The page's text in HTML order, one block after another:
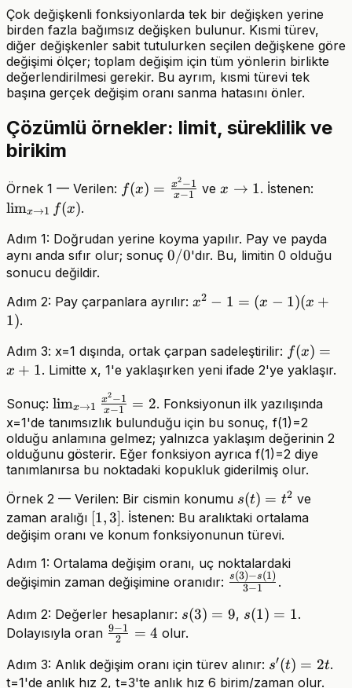
Çok değişkenli fonksiyonlarda tek bir değişken yerine
birden fazla bağımsız değişken bulunur. Kısmi türev,
diğer değişkenler sabit tutulurken seçilen değişkene göre
değişimi ölçer; toplam değişim için tüm yönlerin birlikte
değerlendirilmesi gerekir. Bu ayrım, kısmi türevi tek
başına gerçek değişim oranı sanma hatasını önler.
Çözümlü örnekler: limit, süreklilik ve
birikim
Örnek 1 — Verilen: f(x)=\frac{x^2-
f(x) = x−1
x2−1 vex\to1
x → 1. İstenen:
limx→1 f(x).
Adım 1: Doğrudan yerine koyma yapılır. Pay ve payda
aynı anda sıfır olur; sonuç 0/0
0/0'dır. Bu, limitin 0 olduğu
sonucu değildir.
Adım 2: Pay çarpanlara ayrılır: x^2-
(x+1)
x2 − 1 = (x − 1)(x +
1).
Adım 3: x=1 dışında, ortak çarpan sadeleştirilir: f(x)=x+1
f(x) =
x + 1. Limitte x, 1'e yaklaşırken yeni ifade 2'ye yaklaşır.
Sonuç: \lim_{x\to1}\frac{x^2-
1}{x-1}=2
limx→1 x−1
x2 −1 = 2. Fonksiyonun ilk yazılışında
x=1'de tanımsızlık bulunduğu için bu sonuç, f(1)=2
olduğu anlamına gelmez; yalnızca yaklaşım değerinin 2
olduğunu gösterir. Eğer fonksiyon ayrıca f(1)=2 diye
tanımlanırsa bu noktadaki kopukluk giderilmiş olur.
Örnek 2 — Verilen: Bir cismin konumu s(t)=t^2
s(t) = t2 ve
zaman aralığı [1,3]
[1,3]. İstenen: Bu aralıktaki ortalama
değişim oranı ve konum fonksiyonunun türevi.
Adım 1: Ortalama değişim oranı, uç noktalardaki
değişimin zaman değişimine oranıdır: \frac{s(3)-
s(1)}{3-1}
3−1
s(3)−s(1) .
Adım 2: Değerler hesaplanır: s(3)=9
s(3) = 9, s(1)=1
s(1) = 1.
Dolayısıyla oran \frac{9-
{2}=4
2
9−1 = 4 olur.
Adım 3: Anlık değişim oranı için türev alınır: s'(t)=2t
s′(t) = 2t.
t=1'de anlık hız 2, t=3'te anlık hız 6 birim/zaman olur.